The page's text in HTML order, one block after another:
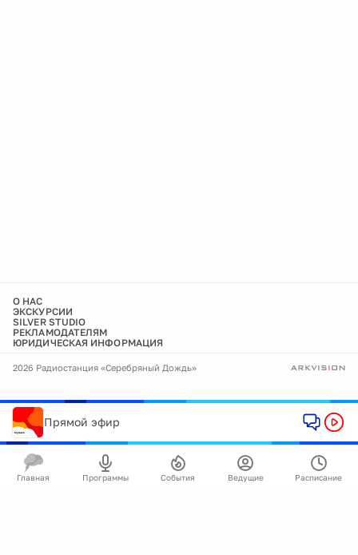
О НАС
ЭКСКУРСИИ
SILVER STUDIO
РЕКЛАМОДАТЕЛЯМ
ЮРИДИЧЕСКАЯ ИНФОРМАЦИЯ
2026 Радиостанция «Серебряный Дождь»
Прямой эфир
Главная Программы События Ведущие Расписание